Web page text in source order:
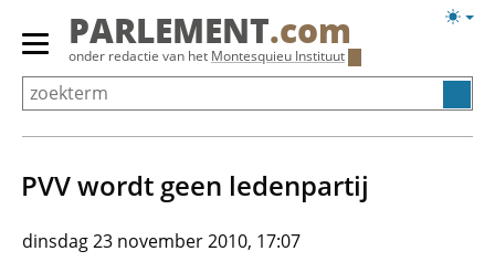
Overslaan
Primair
menu
tonen/verbergen
PARLEMENT.com
onder redactie van het Montesquieu Instituut
PVV wordt geen ledenpartij
dinsdag 23 november 2010, 17:07